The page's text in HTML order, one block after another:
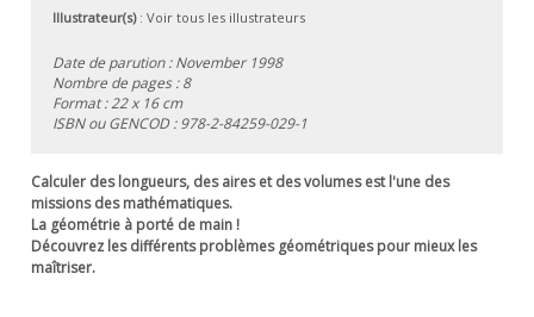
Illustrateur(s): Voir tous les illustrateurs
Date de parution : November 1998
Nombre de pages : 8
Format : 22 x 16 cm
ISBN ou GENCOD :978-2-84259-029-1
Calculer des longueurs, des aires et des volumes est l'une des
missions des mathématiques.
La géométrie à porté de main !
Découvrez les différents problèmes géométriques pour mieux les
maîtriser.